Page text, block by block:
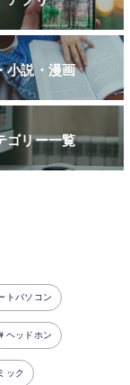
小説・漫画
ゴリー一覧
トパソコン
ヘッドホン
ック